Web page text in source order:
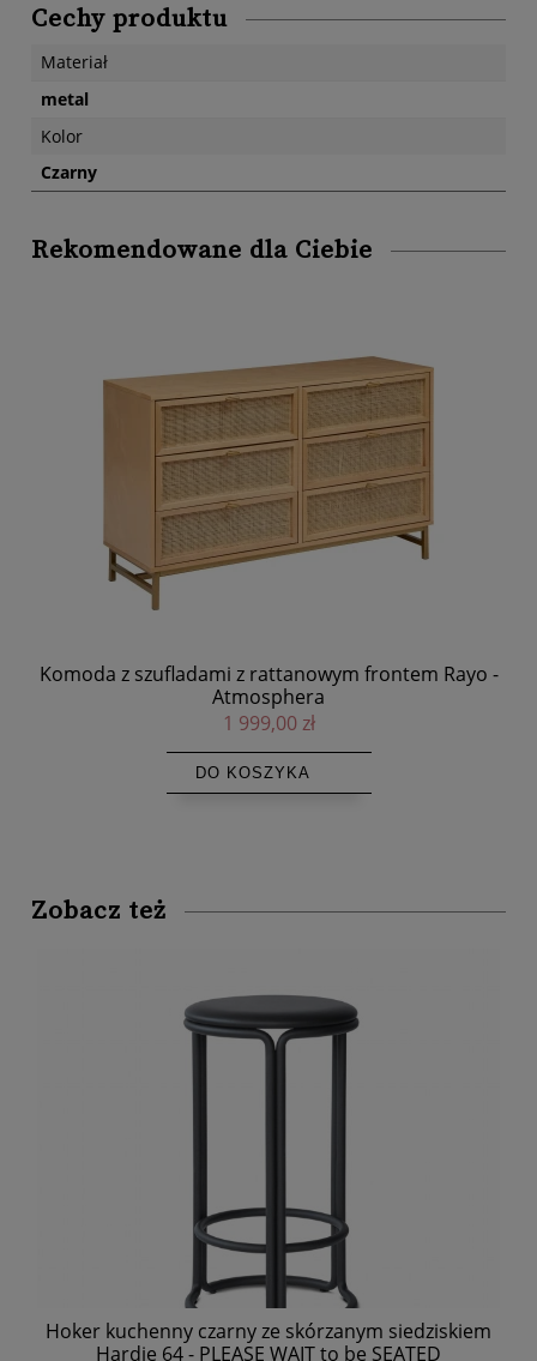
Cechy produktu
Materiał
metal
Kolor
Czarny
Rekomendowane dla Ciebie
Komoda z szufladami z rattanowym frontem Rayo -
Atmosphera
1 999,00 zł
DO KOSZYKA
Zobacz też
Hoker kuchenny czarny ze skórzanym siedziskiem
Hardie 64 - PLEASE WAIT to be SEATED